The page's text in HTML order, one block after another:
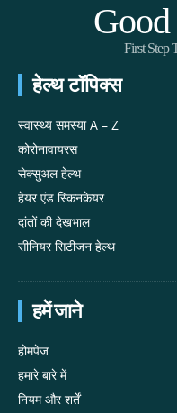
First Step
हेल्थ टॉपिक्स
स्वास्थ्य समस्या A – Z
कोरोनावायरस
सेक्सुअल हेल्थ
हेयर एंड स्किनकेयर
दांतों की देखभाल
सीनियर सिटीजन हेल्थ
हमें जाने
होमपेज
हमारे बारे में
नियम और शर्तें